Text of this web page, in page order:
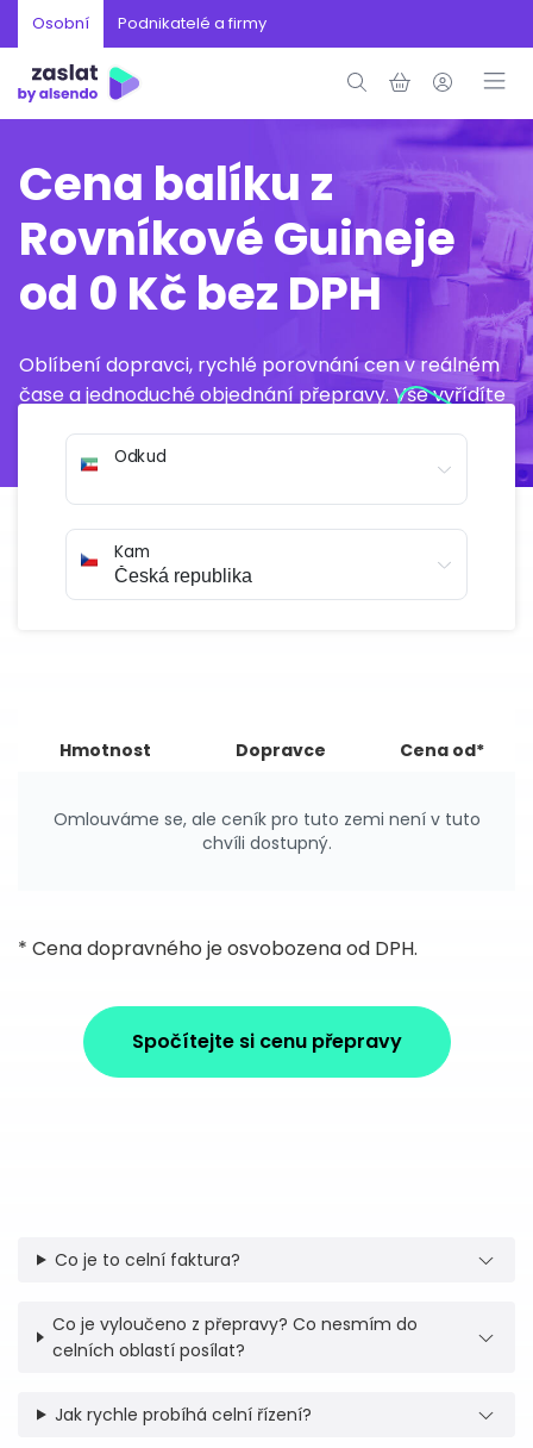
Osobní Podnikatelé a firmy
Cena balíku z
Rovníkové Guineje
od 0 Kč bez DPH
Oblíbení dopravci, rychlé porovnání cen v reálném
čase a jednoduché objednání přepravy. Vše vyřídíte
Odkud
Kam
Hmotnost Dopravce Cena od*
Omlouváme se, ale ceník pro tuto zemi není v tuto
chvíli dostupný.
* Cena dopravného je osvobozena od DPH.
Spočítejte si cenu přepravy
Co je to celní faktura?
Co je vyloučeno z přepravy? Co nesmím do
celních oblastí posílat?
Jak rychle probíhá celní řízení?